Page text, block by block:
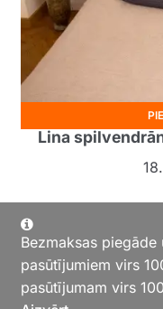
Lina
Bezmaksas
pasūtījumiem virs
pasūtījumam virs